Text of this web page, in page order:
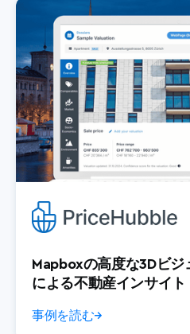
Mapboxの高度な3Dビ
による不動産インサイト
事例を読む→